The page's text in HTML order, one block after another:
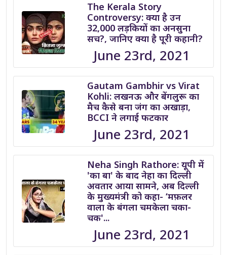
The Kerala Story
Controversy: क्या है उन
32,000 लड़कियों का अनसुना
सच?, जानिए क्या है पूरी कहानी?
June 23rd, 2021
Gautam Gambhir vs Virat
Kohli: लखनऊ और बेंगलुरू का
मैच कैसे बना जंग का अखाड़ा,
BCCI ने लगाई फटकार
June 23rd, 2021
Neha Singh Rathore: यूपी में
'का बा' के बाद नेहा का दिल्ली
अवतार आया सामने, अब दिल्ली
के मुख्यमंत्री को कहा- ‘मफ़लर
वाला के बंगला चमकेला चका-
चक'...
June 23rd, 2021